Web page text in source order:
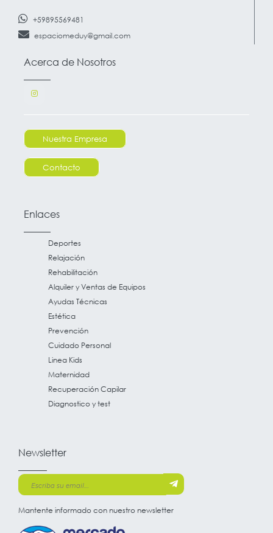
+59895569481
espaciomeduy@gmail.com
Acerca de Nosotros
Nuestra Empresa
Contacto
Enlaces
Deportes
Relajación
Rehabilitación
Alquiler y Ventas de Equipos
Ayudas Técnicas
Estética
Prevención
Cuidado Personal
Linea Kids
Maternidad
Recuperación Capilar
Diagnostico y test
Newsletter
Mantente informado con nuestro newsletter